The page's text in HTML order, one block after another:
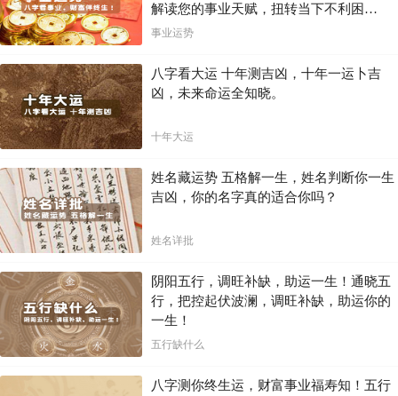
解读您的事业天赋，扭转当下不利困
局！！
事业运势
八字看大运 十年测吉凶，十年一运卜吉
凶，未来命运全知晓。
十年大运
姓名藏运势 五格解一生，姓名判断你一生
吉凶，你的名字真的适合你吗？
姓名详批
阴阳五行，调旺补缺，助运一生！通晓五
行，把控起伏波澜，调旺补缺，助运你的
一生！
五行缺什么
八字测你终生运，财富事业福寿知！五行